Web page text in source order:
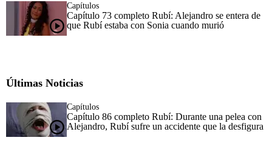
Capítulos
Capítulo 73 completo Rubí: Alejandro se entera de
que Rubí estaba con Sonia cuando murió
Últimas Noticias
Capítulos
Capítulo 86 completo Rubí: Durante una pelea con
Alejandro, Rubí sufre un accidente que la desfigura